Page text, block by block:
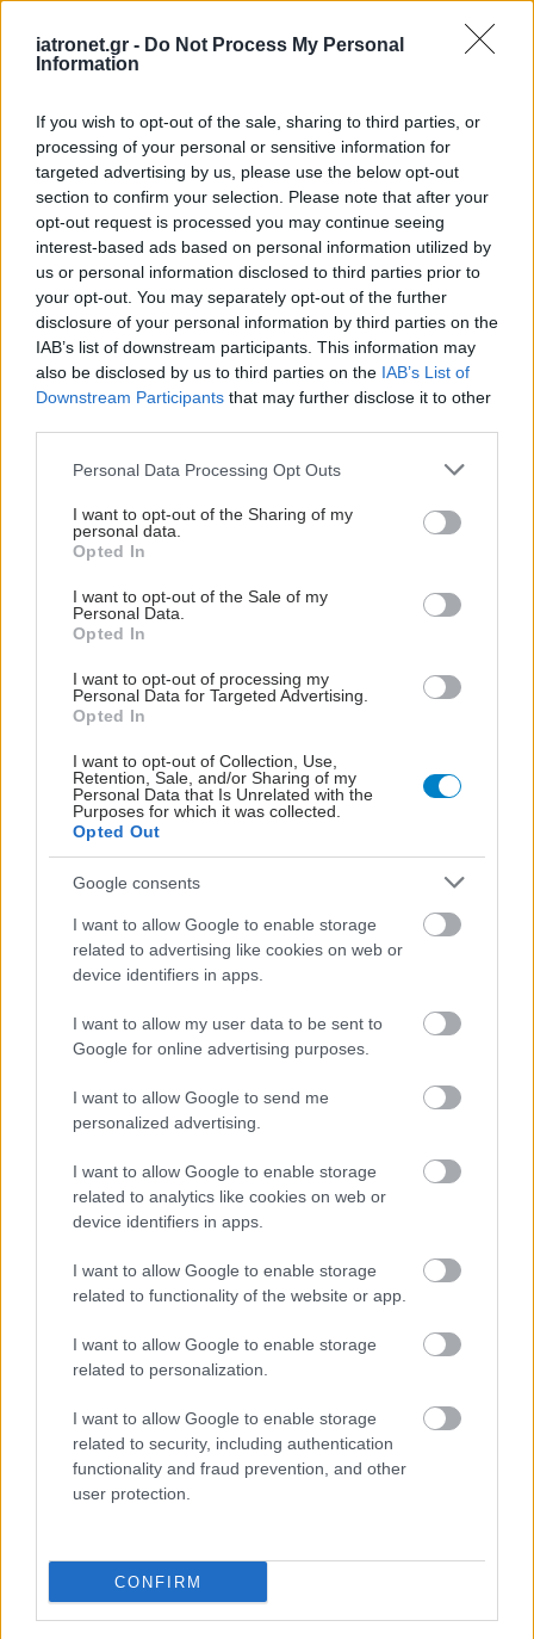
iatronet.gr - Do Not Process My Personal
Information
If you wish to opt-out of the sale, sharing to third parties, or
processing of your personal or sensitive information for
targeted advertising by us, please use the below opt-out
section to confirm your selection. Please note that after your
opt-out request is processed you may continue seeing
interest-based ads based on personal information utilized by
us or personal information disclosed to third parties prior to
your opt-out. You may separately opt-out of the further
disclosure of your personal information by third parties on the
IAB’s list of downstream participants. This information may
also be disclosed by us to third parties on the IAB’s List of
Downstream Participants that may further disclose it to other
Please note that this website/app uses one or more Google
not limited to your visit or usage behaviour. You may click to
grant or deny consent to Google and its third-party tags to
use your data for below specified purposes in below Google
consent section.
Personal Data Processing Opt Outs
I want to opt-out of the Sharing of my
personal data.
Opted In
I want to opt-out of the Sale of my
Personal Data.
Opted In
I want to opt-out of processing my
Personal Data for Targeted Advertising.
Opted In
I want to opt-out of Collection, Use,
Retention, Sale, and/or Sharing of my
Personal Data that Is Unrelated with the
Purposes for which it was collected.
Opted Out
Google consents
I want to allow Google to enable storage
related to advertising like cookies on web or
device identifiers in apps.
I want to allow my user data to be sent to
Google for online advertising purposes.
I want to allow Google to send me
personalized advertising.
I want to allow Google to enable storage
related to analytics like cookies on web or
device identifiers in apps.
I want to allow Google to enable storage
related to functionality of the website or app.
I want to allow Google to enable storage
related to personalization.
I want to allow Google to enable storage
related to security, including authentication
functionality and fraud prevention, and other
user protection.
CONFIRM
ΜΠΕΙΤΕ ΣΤΗ ΣΥΖΗΤΗΣΗ
Προσθήκη Σχολίου